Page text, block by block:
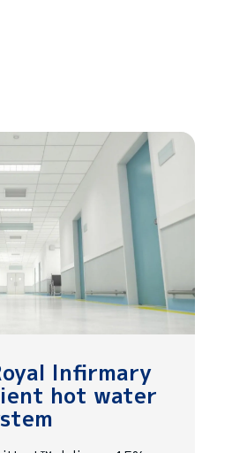
Infirmary
hot water